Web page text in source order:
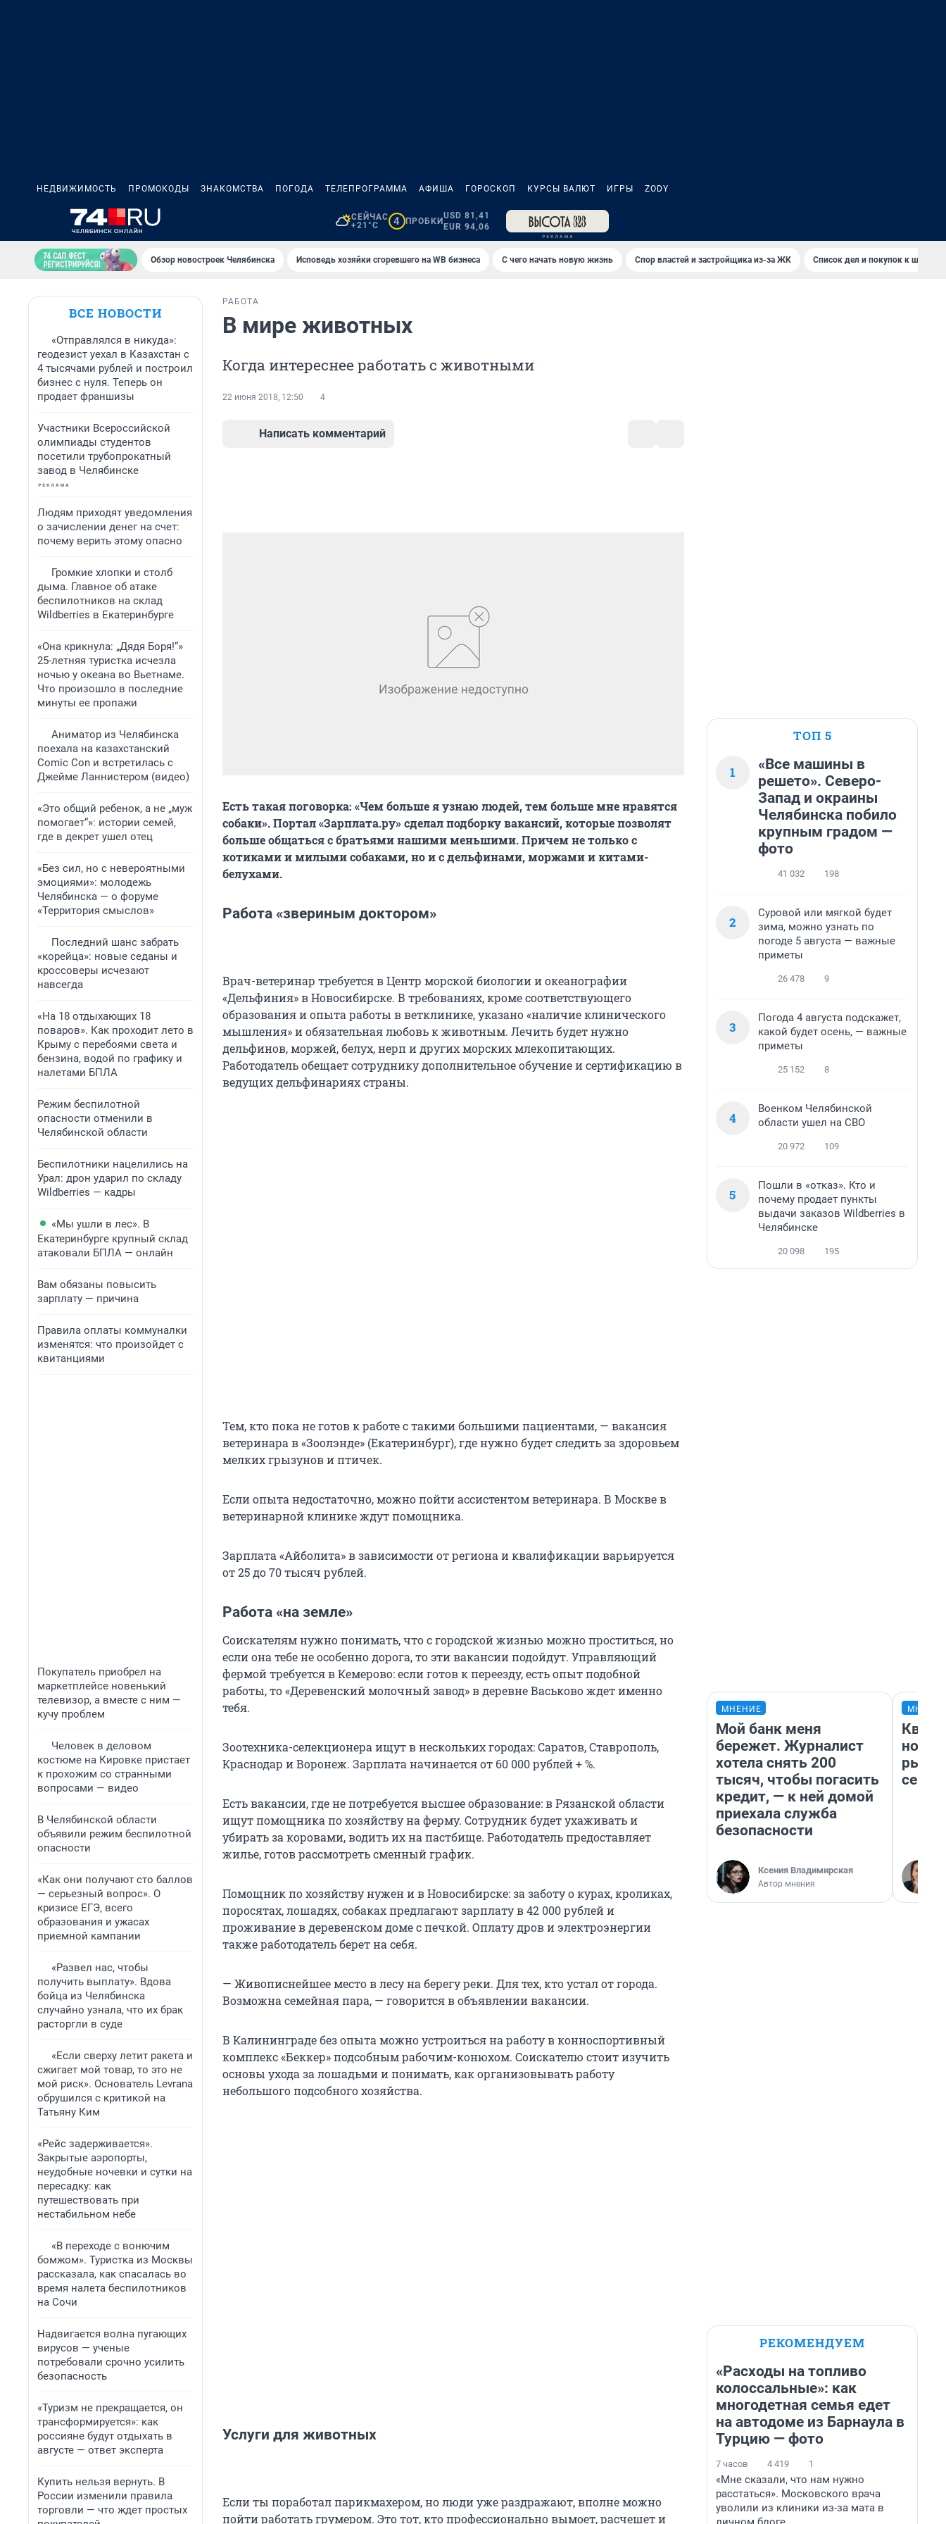
НЕДВИЖИМОСТЬ ПРОМОКОДЫ ЗНАКОМСТВА ПОГОДА ТЕЛЕПРОГРАММА АФИША ГОРОСКОП КУРСЫ ВАЛЮТ ИГРЫ ZODY
СЕЙЧАС
+21°C
4 ПРОБКИ
USD 81,41
EUR 94,06
Обзор новостроек Челябинска Исповедь хозяйки сгоревшего на WB бизнеса С чего начать новую жизнь Спор властей и застройщика из-за ЖК Список дел и покупок к школе
ВСЕ НОВОСТИ
«Отправлялся в никуда»:
геодезист уехал в Казахстан с
4 тысячами рублей и построил
бизнес с нуля. Теперь он
продает франшизы
Участники Всероссийской
олимпиады студентов
посетили трубопрокатный
завод в Челябинске
Людям приходят уведомления
о зачислении денег на счет:
почему верить этому опасно
Громкие хлопки и столб
дыма. Главное об атаке
беспилотников на склад
Wildberries в Екатеринбурге
«Она крикнула: „Дядя Боря!“»
25-летняя туристка исчезла
ночью у океана во Вьетнаме.
Что произошло в последние
минуты ее пропажи
Аниматор из Челябинска
поехала на казахстанский
Comic Con и встретилась с
Джейме Ланнистером (видео)
«Это общий ребенок, а не „муж
помогает“»: истории семей,
где в декрет ушел отец
«Без сил, но с невероятными
эмоциями»: молодежь
Челябинска — о форуме
«Территория смыслов»
Последний шанс забрать
«корейца»: новые седаны и
кроссоверы исчезают
навсегда
«На 18 отдыхающих 18
поваров». Как проходит лето в
Крыму с перебоями света и
бензина, водой по графику и
налетами БПЛА
Режим беспилотной
опасности отменили в
Челябинской области
Беспилотники нацелились на
Урал: дрон ударил по складу
Wildberries — кадры
«Мы ушли в лес». В
Екатеринбурге крупный склад
атаковали БПЛА — онлайн
Вам обязаны повысить
зарплату — причина
Правила оплаты коммуналки
изменятся: что произойдет с
квитанциями
Покупатель приобрел на
маркетплейсе новенький
телевизор, а вместе с ним —
кучу проблем
Человек в деловом
костюме на Кировке пристает
к прохожим со странными
вопросами — видео
В Челябинской области
объявили режим беспилотной
опасности
«Как они получают сто баллов
— серьезный вопрос». О
кризисе ЕГЭ, всего
образования и ужасах
приемной кампании
«Развел нас, чтобы
получить выплату». Вдова
бойца из Челябинска
случайно узнала, что их брак
расторгли в суде
«Если сверху летит ракета и
сжигает мой товар, то это не
мой риск». Основатель Levrana
обрушился с критикой на
Татьяну Ким
«Рейс задерживается».
Закрытые аэропорты,
неудобные ночевки и сутки на
пересадку: как
путешествовать при
нестабильном небе
«В переходе с вонючим
бомжом». Туристка из Москвы
рассказала, как спасалась во
время налета беспилотников
на Сочи
Надвигается волна пугающих
вирусов — ученые
потребовали срочно усилить
безопасность
«Туризм не прекращается, он
трансформируется»: как
россияне будут отдыхать в
августе — ответ эксперта
Купить нельзя вернуть. В
России изменили правила
торговли — что ждет простых
РАБОТА
В мире животных
Когда интереснее работать с животными
22 июня 2018, 12:50 4
Написать комментарий
Есть такая поговорка: «Чем больше я узнаю людей, тем больше мне нравятся
собаки». Портал «Зарплата.ру» сделал подборку вакансий, которые позволят
больше общаться с братьями нашими меньшими. Причем не только с
котиками и милыми собаками, но и с дельфинами, моржами и китами-
белухами.
Работа «звериным доктором»
Врач-ветеринар требуется в Центр морской биологии и океанографии
«Дельфиния» в Новосибирске. В требованиях, кроме соответствующего
образования и опыта работы в ветклинике, указано «наличие клинического
мышления» и обязательная любовь к животным. Лечить будет нужно
дельфинов, моржей, белух, нерп и других морских млекопитающих.
Работодатель обещает сотруднику дополнительное обучение и сертификацию в
ведущих дельфинариях страны.
Тем, кто пока не готов к работе с такими большими пациентами, — вакансия
ветеринара в «Зоолэнде» (Екатеринбург), где нужно будет следить за здоровьем
мелких грызунов и птичек.
Если опыта недостаточно, можно пойти ассистентом ветеринара. В Москве в
ветеринарной клинике ждут помощника.
Зарплата «Айболита» в зависимости от региона и квалификации варьируется
от 25 до 70 тысяч рублей.
Работа «на земле»
Соискателям нужно понимать, что с городской жизнью можно проститься, но
если она тебе не особенно дорога, то эти вакансии подойдут. Управляющий
фермой требуется в Кемерово: если готов к переезду, есть опыт подобной
работы, то «Деревенский молочный завод» в деревне Васьково ждет именно
тебя.
Зоотехника-селекционера ищут в нескольких городах: Саратов, Ставрополь,
Краснодар и Воронеж. Зарплата начинается от 60 000 рублей + %.
Есть вакансии, где не потребуется высшее образование: в Рязанской области
ищут помощника по хозяйству на ферму. Сотрудник будет ухаживать и
убирать за коровами, водить их на пастбище. Работодатель предоставляет
жилье, готов рассмотреть сменный график.
Помощник по хозяйству нужен и в Новосибирске: за заботу о курах, кроликах,
поросятах, лошадях, собаках предлагают зарплату в 42 000 рублей и
проживание в деревенском доме с печкой. Оплату дров и электроэнергии
также работодатель берет на себя.
— Живописнейшее место в лесу на берегу реки. Для тех, кто устал от города.
Возможна семейная пара, — говорится в объявлении вакансии.
В Калининграде без опыта можно устроиться на работу в конноспортивный
комплекс «Беккер» подсобным рабочим-конюхом. Соискателю стоит изучить
основы ухода за лошадьми и понимать, как организовывать работу
небольшого подсобного хозяйства.
Услуги для животных
Если ты поработал парикмахером, но люди уже раздражают, вполне можно
пойти работать грумером. Это тот, кто профессионально вымоет, расчешет и
ТОП 5
1
«Все машины в
решето». Северо-
Запад и окраины
Челябинска побило
крупным градом —
фото
41 032 198
2
Суровой или мягкой будет
зима, можно узнать по
погоде 5 августа — важные
приметы
26 478 9
3
Погода 4 августа подскажет,
какой будет осень, — важные
приметы
25 152 8
4
Военком Челябинской
области ушел на СВО
20 972 109
5
Пошли в «отказ». Кто и
почему продает пункты
выдачи заказов Wildberries в
Челябинске
20 098 195
МНЕНИЕ
Мой банк меня
бережет. Журналист
хотела снять 200
тысяч, чтобы погасить
кредит, — к ней домой
приехала служба
безопасности
Ксения Владимирская
Автор мнения
но
РЕКОМЕНДУЕМ
«Расходы на топливо
колоссальные»: как
многодетная семья едет
на автодоме из Барнаула в
Турцию — фото
7 часов 4 419 1
«Мне сказали, что нам нужно
расстаться». Московского врача
уволили из клиники из-за мата в